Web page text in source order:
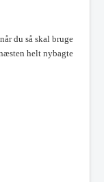
du så skal bruge
helt nybagte